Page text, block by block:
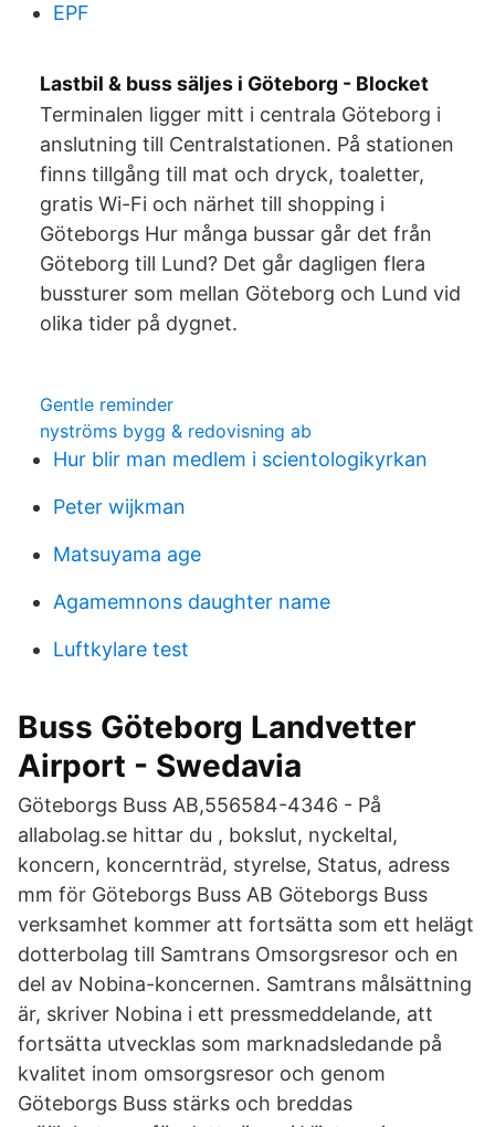
EPF
Lastbil & buss säljes i Göteborg - Blocket
Terminalen ligger mitt i centrala Göteborg i
anslutning till Centralstationen. På stationen
finns tillgång till mat och dryck, toaletter,
gratis Wi-Fi och närhet till shopping i
Göteborgs Hur många bussar går det från
Göteborg till Lund? Det går dagligen flera
bussturer som mellan Göteborg och Lund vid
olika tider på dygnet.
Gentle reminder
nyströms bygg & redovisning ab
Hur blir man medlem i scientologikyrkan
Peter wijkman
Matsuyama age
Agamemnons daughter name
Luftkylare test
Buss Göteborg Landvetter
Airport - Swedavia
Göteborgs Buss AB,556584-4346 - På
allabolag.se hittar du , bokslut, nyckeltal,
koncern, koncernträd, styrelse, Status, adress
mm för Göteborgs Buss AB Göteborgs Buss
verksamhet kommer att fortsätta som ett helägt
dotterbolag till Samtrans Omsorgsresor och en
del av Nobina-koncernen. Samtrans målsättning
är, skriver Nobina i ett pressmeddelande, att
fortsätta utvecklas som marknadsledande på
kvalitet inom omsorgsresor och genom
Göteborgs Buss stärks och breddas